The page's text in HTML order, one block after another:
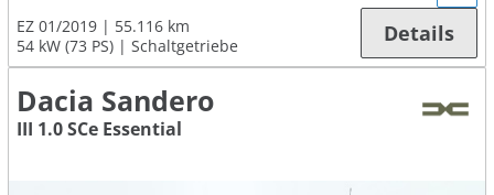
EZ 01/2019
55.116 km
54 kW (73 PS)
Schaltgetriebe Details
Dacia Sandero
III 1.0 SCe Essential